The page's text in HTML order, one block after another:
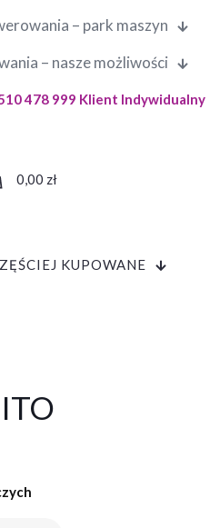
– park maszyn
– nasze możliwości
478 999 Klient Indywidualny
0,00 zł
KUPOWANE